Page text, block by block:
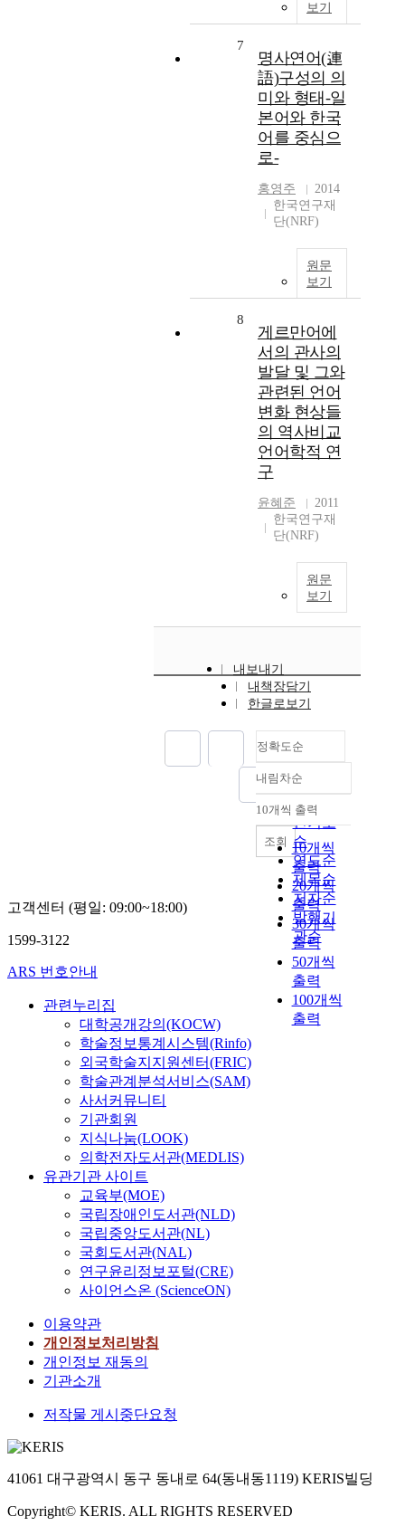
보기
7
명사연어(連
語)구성의 의
미와 형태-일
본어와 한국
어를 중심으
로-
홍영주
2014
한국연구재
단(NRF)
원문
보기
8
게르만어에
서의 관사의
발달 및 그와
관련된 언어
변화 현상들
의 역사비교
언어학적 연
구
윤혜준
2011
한국연구재
단(NRF)
원문
보기
내보내기
내책장담기
한글로보기
정확도순
정확도
순
인기도
순
연도순
제목순
저자순
발행기
관순
내림차순
내림차순
10개씩 출력
10개씩
출력
20개씩
출력
30개씩
출력
50개씩
출력
100개씩
출력
조회
고객센터 (평일: 09:00~18:00)
1599-3122
ARS 번호안내
관련누리집
대학공개강의(KOCW)
학술정보통계시스템(Rinfo)
외국학술지지원센터(FRIC)
학술관계분석서비스(SAM)
사서커뮤니티
기관회원
지식나눔(LOOK)
의학전자도서관(MEDLIS)
유관기관 사이트
교육부(MOE)
국립장애인도서관(NLD)
국립중앙도서관(NL)
국회도서관(NAL)
연구윤리정보포털(CRE)
사이언스온 (ScienceON)
이용약관
개인정보처리방침
개인정보 재동의
기관소개
저작물 게시중단요청
41061 대구광역시 동구 동내로 64(동내동1119) KERIS빌딩
Copyright© KERIS. ALL RIGHTS RESERVED